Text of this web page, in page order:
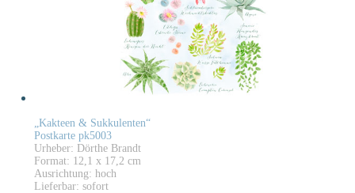
„Kakteen & Sukkulenten“
Postkarte pk5003
Urheber: Dörthe Brandt
Format: 12,1 x 17,2 cm
Ausrichtung: hoch
Lieferbar: sofort